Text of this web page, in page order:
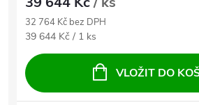
32 764 Kč bez DPH
Měrná cena:
39 644 Kč / 1 ks
VLOŽIT DO